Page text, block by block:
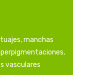
manchas
vasculares